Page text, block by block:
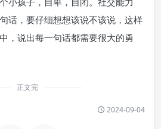
话，要仔细想想该说不该说，这样
，说出每一句话都需要很大的勇
正文完
2024-09-04